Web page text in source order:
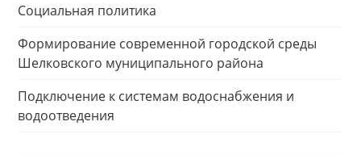
Социальная политика
Формирование современной городской среды
Шелковского муниципального района
Подключение к системам водоснабжения и
водоотведения